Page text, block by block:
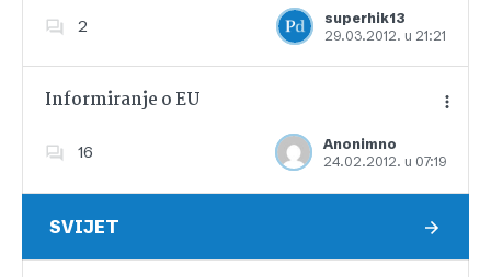
2
superhik13
29.03.2012. u 21:21
Informiranje o EU
16
Anonimno
24.02.2012. u 07:19
Dodajte u favorite
SVIJET